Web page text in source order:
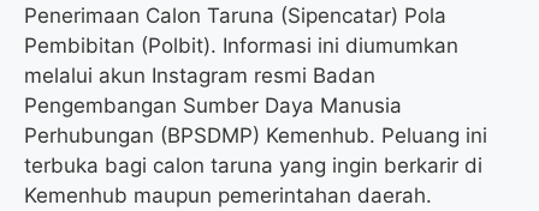
Penerimaan Calon Taruna (Sipencatar) Pola
Pembibitan (Polbit). Informasi ini diumumkan
melalui akun Instagram resmi Badan
Pengembangan Sumber Daya Manusia
Perhubungan (BPSDMP) Kemenhub. Peluang ini
terbuka bagi calon taruna yang ingin berkarir di
Kemenhub maupun pemerintahan daerah.